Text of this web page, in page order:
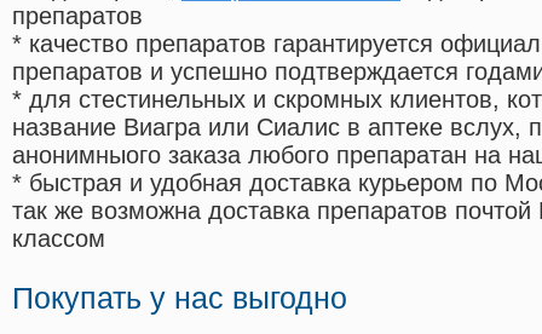
препаратов
* качество препаратов гарантируется
препаратов и успешно подтверждается
* для стестинельных и скромных клиентов,
название Виагра или Сиалис в аптеке вслух,
анонимныого заказа любого препаратан на
* быстрая и удобная доставка курьером по
так же возможна доставка препаратов
классом
Покупать у нас выгодно